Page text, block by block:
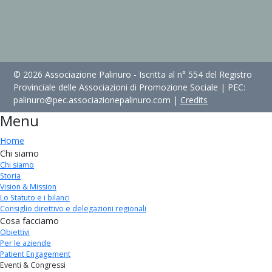
© 2026 Associazione Palinuro - Iscritta al n° 554 del Registro
Provinciale delle Associazioni di Promozione Sociale | PEC:
palinuro@pec.associazionepalinuro.com | Credits
Menu
Home
Chi siamo
Chi siamo
Storia
Vision & Mission
Lo Statuto e i bilanci
Consiglio direttivo e delegazioni regionali
Cosa facciamo
Obiettivi
Per le aziende
Patient Engagement
Eventi & Congressi